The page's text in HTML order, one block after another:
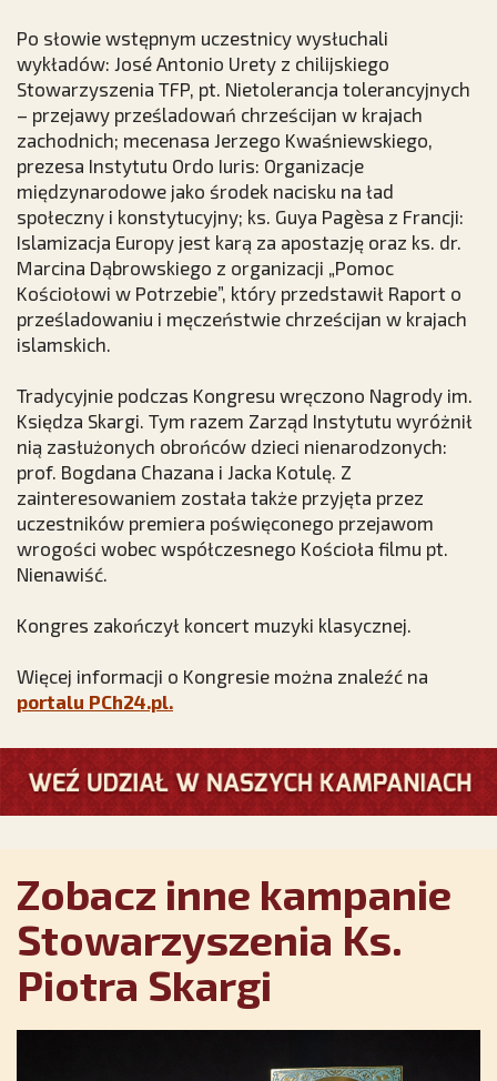
Po słowie wstępnym uczestnicy wysłuchali
wykładów: José Antonio Urety z chilijskiego
Stowarzyszenia TFP, pt. Nietolerancja tolerancyjnych
– przejawy prześladowań chrześcijan w krajach
zachodnich; mecenasa Jerzego Kwaśniewskiego,
prezesa Instytutu Ordo Iuris: Organizacje
międzynarodowe jako środek nacisku na ład
społeczny i konstytucyjny; ks. Guya Pagèsa z Francji:
Islamizacja Europy jest karą za apostazję oraz ks. dr.
Marcina Dąbrowskiego z organizacji „Pomoc
Kościołowi w Potrzebie”, który przedstawił Raport o
prześladowaniu i męczeństwie chrześcijan w krajach
islamskich.
Tradycyjnie podczas Kongresu wręczono Nagrody im.
Księdza Skargi. Tym razem Zarząd Instytutu wyróżnił
nią zasłużonych obrońców dzieci nienarodzonych:
prof. Bogdana Chazana i Jacka Kotulę. Z
zainteresowaniem została także przyjęta przez
uczestników premiera poświęconego przejawom
wrogości wobec współczesnego Kościoła filmu pt.
Nienawiść.
Kongres zakończył koncert muzyki klasycznej.
Więcej informacji o Kongresie można znaleźć na
portalu PCh24.pl.
Zobacz inne kampanie
Stowarzyszenia Ks.
Piotra Skargi